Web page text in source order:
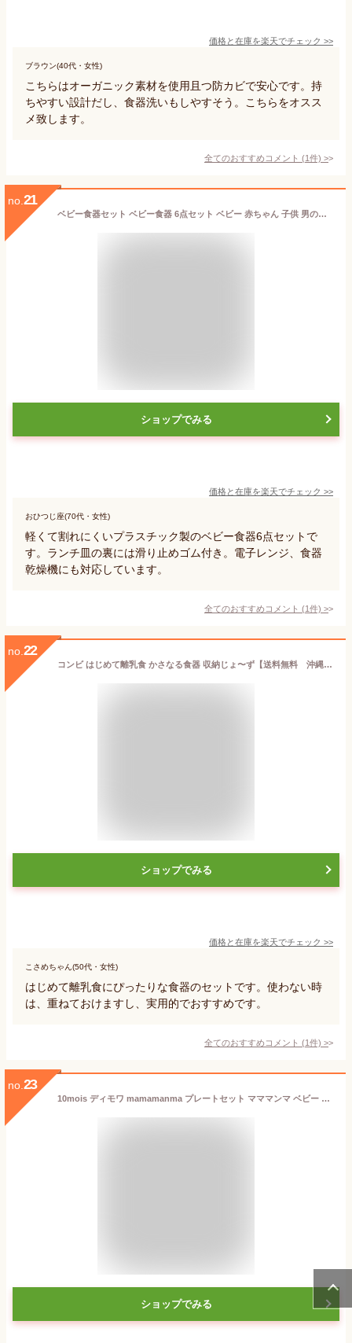
価格と在庫を楽天でチェック >>
ブラウン(40代・女性)
こちらはオーガニック素材を使用且つ防カビで安心です。持
ちやすい設計だし、食器洗いもしやすそう。こちらをオスス
メ致します。
全てのおすすめコメント (1件) >
no. 21
ベビー食器セット ベビー食器 6点セット ベビー 赤ちゃん 子供 男の子 女の子 すべり止め 食洗機対応 おしゃれ かわいい 日本製 プレート 乳幼児 ベビー食器 離乳食食器 出産祝い すくいやすい 2021 ベビー食器セット スタンプル 92250
ショップでみる
価格と在庫を楽天でチェック >>
おひつじ座(70代・女性)
軽くて割れにくいプラスチック製のベビー食器6点セットで
す。ランチ皿の裏には滑り止めゴム付き。電子レンジ、食器
乾燥機にも対応しています。
全てのおすすめコメント (1件) >
no. 22
コンビ はじめて離乳食 かさなる食器 収納じょ〜ず【送料無料 沖縄・一部地域を除く】
ショップでみる
価格と在庫を楽天でチェック >>
こさめちゃん(50代・女性)
はじめて離乳食にぴったりな食器のセットです。使わない時
は、重ねておけますし、実用的でおすすめです。
全てのおすすめコメント (1件) >
no. 23
10mois ディモワ mamamanma プレートセット マママンマ ベビー 食器 出産祝い 離乳食 食器セット おしゃれ 雲 赤ちゃん ベビー食器 セット すくいやすい ギフト おすすめ 【送料無料】
ショップでみる